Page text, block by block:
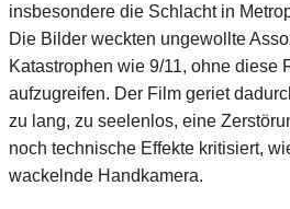
insbesondere die Schlacht in
Die Bilder weckten ungewollte
Katastrophen wie 9/11, ohne diese
aufzugreifen. Der Film geriet
zu lang, zu seelenlos, eine
noch technische Effekte kritisiert,
wackelnde Handkamera.